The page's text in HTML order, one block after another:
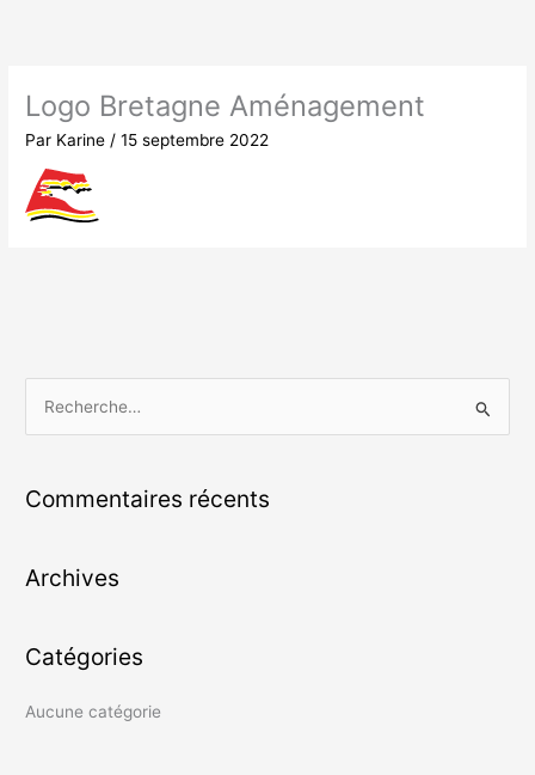
Logo Bretagne Aménagement
Par Karine /15 septembre 2022
h
r
e
r
Commentaires récents
Archives
Catégories
Aucune catégorie